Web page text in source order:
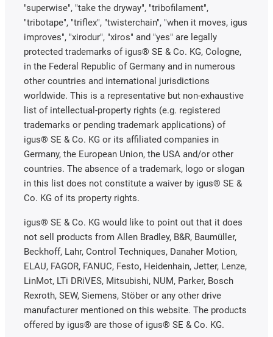
"superwise", "take the dryway", "tribofilament",
"tribotape", "triflex", "twisterchain", "when it moves, igus
improves", "xirodur", "xiros" and "yes" are legally
protected trademarks of igus® SE & Co. KG, Cologne,
in the Federal Republic of Germany and in numerous
other countries and international jurisdictions
worldwide. This is a representative but non-exhaustive
list of intellectual-property rights (e.g. registered
trademarks or pending trademark applications) of
igus® SE & Co. KG or its affiliated companies in
Germany, the European Union, the USA and/or other
countries. The absence of a trademark, logo or slogan
in this list does not constitute a waiver by igus® SE &
Co. KG of its property rights.
igus® SE & Co. KG would like to point out that it does
not sell products from Allen Bradley, B&R, Baumüller,
Beckhoff, Lahr, Control Techniques, Danaher Motion,
ELAU, FAGOR, FANUC, Festo, Heidenhain, Jetter, Lenze,
LinMot, LTi DRiVES, Mitsubishi, NUM, Parker, Bosch
Rexroth, SEW, Siemens, Stöber or any other drive
manufacturer mentioned on this website. The products
offered by igus® are those of igus® SE & Co. KG.